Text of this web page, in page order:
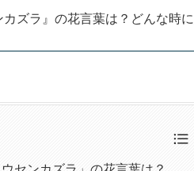
カズラ』の花言葉は？どんな時